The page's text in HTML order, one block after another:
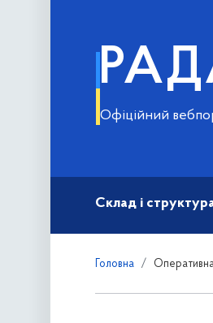
Офіційний
Склад і
Головна